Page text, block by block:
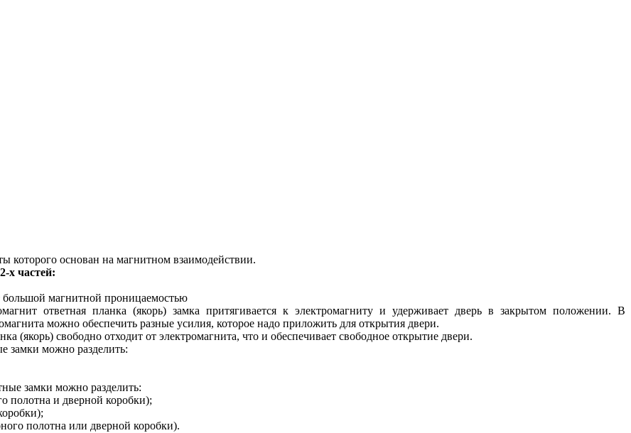
которого основан на магнитном взаимодействии.
х частей:
большой магнитной проницаемостью
ответная планка (якорь) замка притягивается к электромагниту и удерживает дверь в закрытом положении. В
можно обеспечить разные усилия, которое надо приложить для открытия двери.
(якорь) свободно отходит от электромагнита, что и обеспечивает свободное открытие двери.
замки можно разделить:
замки можно разделить:
полотна и дверной коробки);
полотна или дверной коробки).